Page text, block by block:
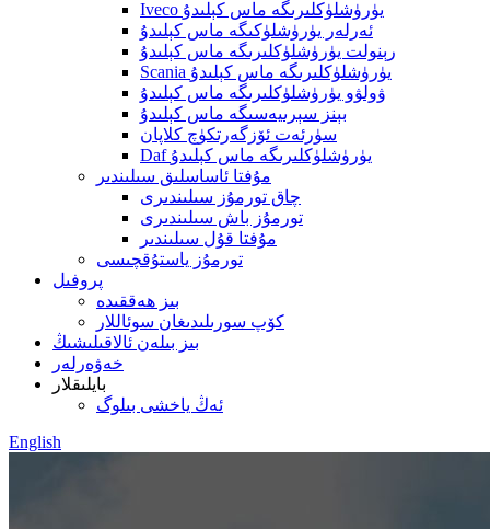
Iveco يۈرۈشلۈكلىرىگە ماس كېلىدۇ
ئەرلەر يۈرۈشلۈكىگە ماس كېلىدۇ
رېنولت يۈرۈشلۈكلىرىگە ماس كېلىدۇ
Scania يۈرۈشلۈكلىرىگە ماس كېلىدۇ
ۋولۋو يۈرۈشلۈكلىرىگە ماس كېلىدۇ
بېنز سېرىيەسىگە ماس كېلىدۇ
سۈرئەت ئۆزگەرتكۈچ كلاپان
Daf يۈرۈشلۈكلىرىگە ماس كېلىدۇ
مۇفتا ئاساسلىق سىلىندىر
چاق تورمۇز سىلىندىرى
تورمۇز باش سىلىندىرى
مۇفتا قۇل سىلىندىر
تورمۇز ياستۇقچىسى
پروفىل
بىز ھەققىدە
كۆپ سورىلىدىغان سوئاللار
بىز بىلەن ئالاقىلىشىڭ
خەۋەرلەر
بايلىقلار
ئەڭ ياخشى بىلوگ
English